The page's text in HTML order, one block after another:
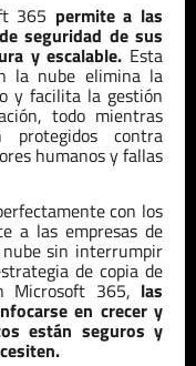
365 permite a las
seguridad de sus
y escalable. Esta
la nube elimina la
y facilita la gestión
todo mientras
contra
humanos y fallas
con los
a las empresas de
sin interrumpir
de copia de
Microsoft 365, las
en crecer y
están seguros y